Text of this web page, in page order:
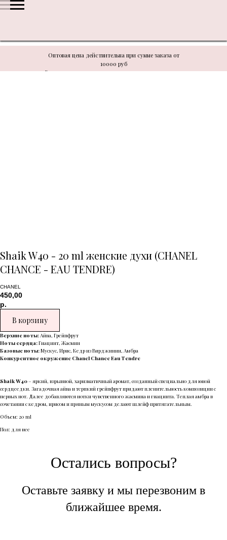
Оптовая цена действительна при сумме заказа от
10000 руб
В связи с техническими моментами цену уточнять у
Shaik W40 - 20 ml женские духи (CHANEL
CHANCE - EAU TENDRE)
CHANEL
450,00
р.
В корзину
Верхние ноты:Айва, Грейпфрут
Ноты сердца:Гиацинт, Жасмин
Базовые ноты:Мускус, Ирис, Кедр из Вирджинии, Амбра
Конкурентное окружение Chanel Chance Eau Tendre
Shaik W40– яркий, взрывной, харизматичный аромат, созданный специально для юной
сердцеедки. Загадочная айва и терпкий грейпфрут придают пленительность композиции с
первых нот. Далее добавляются нотки чувственного жасмина и гиацинта. Теплая амбра в
сочетании с кедром, ирисом и пряным мускусом делают шлейф притягательным.
Объем: 20 ml
Пол: для нее
Остались вопросы?
Оставьте заявку и мы перезвоним в
ближайшее время.